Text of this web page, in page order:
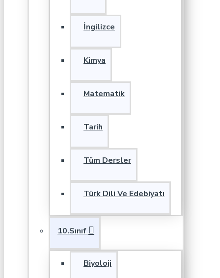
İngilizce
Kimya
Matematik
Tarih
Tüm Dersler
Türk Dili Ve Edebiyatı
10.Sınıf
Biyoloji